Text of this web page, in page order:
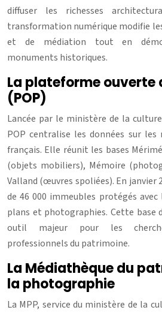
diffuser les richesses
transformation numérique modifie
et de médiation tout en
monuments historiques.
La plateforme ouverte
(POP)
Lancée par le ministère de la
POP centralise les données sur
français. Elle réunit les bases
(objets mobiliers), Mémoire
Valland (œuvres spoliées). En janvier
de 46 000 immeubles protégés
plans et photographies. Cette base
outil majeur pour les
professionnels du patrimoine.
La Médiathèque du
la photographie
La MPP, service du ministère de la